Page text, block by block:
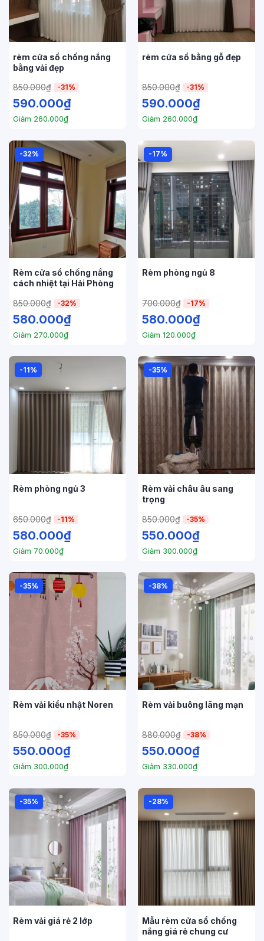
rèm cửa sổ chống nắng
bằng vải đẹp
850.000₫ -31%
590.000₫
Giảm 260.000₫
rèm cửa sổ bằng gỗ đẹp
850.000₫ -31%
590.000₫
Giảm 260.000₫
-32%
Rèm cửa sổ chống nắng
cách nhiệt tại Hải Phòng
850.000₫ -32%
580.000₫
Giảm 270.000₫
-17%
Rèm phòng ngủ 8
700.000₫ -17%
580.000₫
Giảm 120.000₫
-11%
Rèm phòng ngủ 3
650.000₫ -11%
580.000₫
Giảm 70.000₫
-35%
Rèm vải châu âu sang
trọng
850.000₫ -35%
550.000₫
Giảm 300.000₫
-35%
Rèm vải kiểu nhật Noren
850.000₫ -35%
550.000₫
Giảm 300.000₫
-38%
Rèm vải buông lãng mạn
880.000₫ -38%
550.000₫
Giảm 330.000₫
-35%
Rèm vải giá rẻ 2 lớp
-28%
Mẫu rèm cửa sổ chống
nắng giá rẻ chung cư